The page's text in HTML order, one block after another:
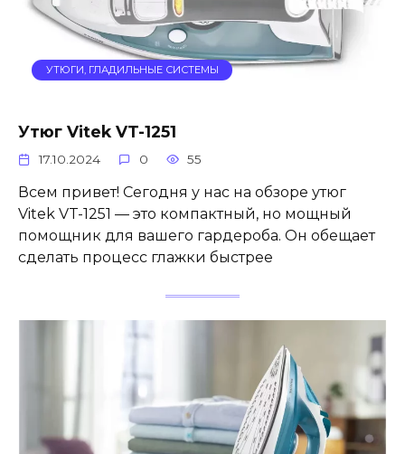
УТЮГИ, ГЛАДИЛЬНЫЕ СИСТЕМЫ
Утюг Vitek VT-1251
17.10.2024 0 55
Всем привет! Сегодня у нас на обзоре утюг
Vitek VT-1251 — это компактный, но мощный
помощник для вашего гардероба. Он обещает
сделать процесс глажки быстрее